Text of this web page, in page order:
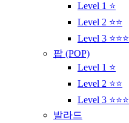
Level 1 ⭐
Level 2 ⭐⭐
Level 3 ⭐⭐⭐
팝 (POP)
Level 1 ⭐
Level 2 ⭐⭐
Level 3 ⭐⭐⭐
발라드